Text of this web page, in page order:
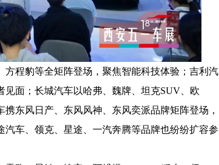
程豹等全矩阵登场，聚焦智能科技体验；吉利汽
面；长城汽车以哈弗、魏牌、坦克SUV、欧
东风日产、东风风神、东风奕派品牌矩阵登场，
车、领克、星途、一汽奔腾等品牌也纷纷扩容参